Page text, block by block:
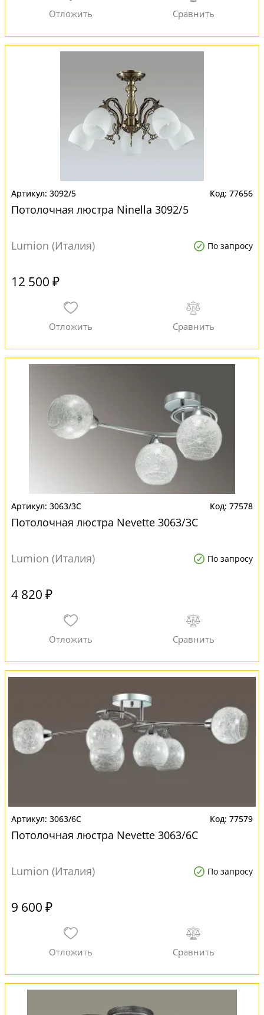
3092/5 77656
Потолочная люстра Ninella 3092/5
Lumion (Италия) По запросу
12 500 ₽
3063/3C 77578
Потолочная люстра Nevette 3063/3C
Lumion (Италия) По запросу
4 820 ₽
3063/6C 77579
Потолочная люстра Nevette 3063/6C
Lumion (Италия) По запросу
9 600 ₽